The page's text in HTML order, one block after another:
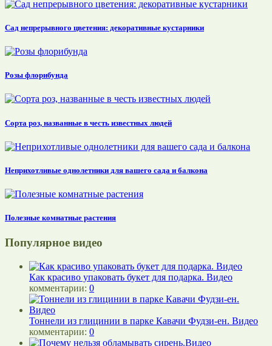
Сад непрерывного цветения: декоративные кустарники
Розы флорибунда
Сорта роз, названные в честь известных людей
Неприхотливые однолетники для вашего сада и балкона
Полезные комнатные растения
Популярное видео
Как красиво упаковать букет для подарка. Видео
комментарии: 0
Тоннели из глицинии в парке Кавачи Фудзи-ен. Видео
комментарии: 0